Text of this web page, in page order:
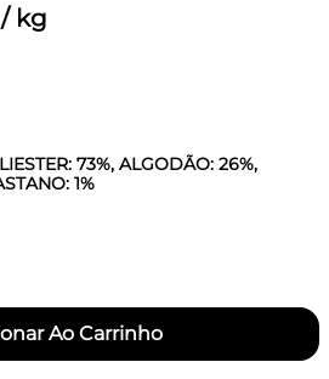
/ kg
73%, ALGODÃO: 26%,
1%